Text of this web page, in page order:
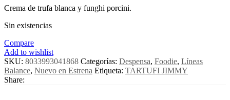
Crema de trufa blanca y funghi porcini.
Sin existencias
Compare
Add to wishlist
SKU: 8033993041868 Categorías: Despensa, Foodie, Líneas
Balance, Nuevo en Estrena Etiqueta: TARTUFI JIMMY
Share: